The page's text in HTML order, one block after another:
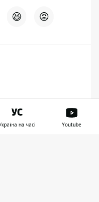
😆 😡
на часі Youtube